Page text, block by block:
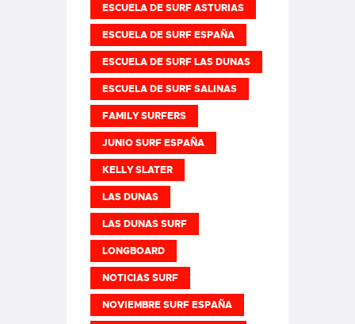
ESCUELA DE SURF ASTURIAS
ESCUELA DE SURF ESPAÑA
ESCUELA DE SURF LAS DUNAS
ESCUELA DE SURF SALINAS
FAMILY SURFERS
JUNIO SURF ESPAÑA
KELLY SLATER
LAS DUNAS
LAS DUNAS SURF
LONGBOARD
NOTICIAS SURF
NOVIEMBRE SURF ESPAÑA